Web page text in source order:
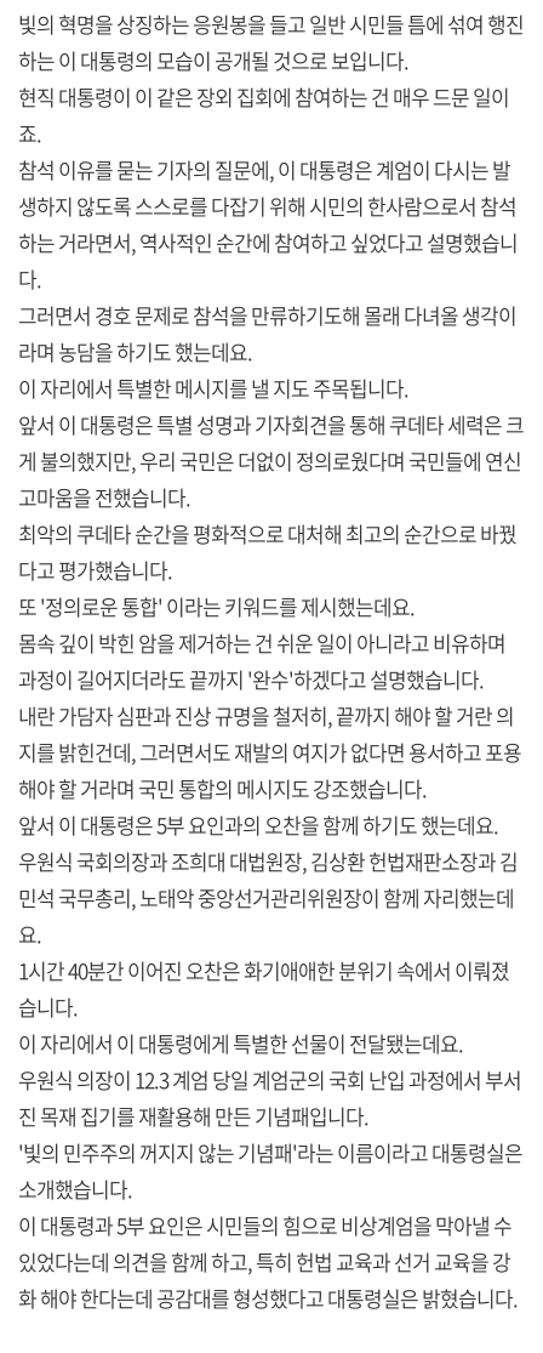
빛의 혁명을 상징하는 응원봉을 들고 일반 시민들 틈에 섞여 행진
하는 이 대통령의 모습이 공개될 것으로 보입니다.
현직 대통령이 이 같은 장외 집회에 참여하는 건 매우 드문 일이
죠.
참석 이유를 묻는 기자의 질문에, 이 대통령은 계엄이 다시는 발
생하지 않도록 스스로를 다잡기 위해 시민의 한사람으로서 참석
하는 거라면서, 역사적인 순간에 참여하고 싶었다고 설명했습니
다.
그러면서 경호 문제로 참석을 만류하기도해 몰래 다녀올 생각이
라며 농담을 하기도 했는데요.
이 자리에서 특별한 메시지를 낼 지도 주목됩니다.
앞서 이 대통령은 특별 성명과 기자회견을 통해 쿠데타 세력은 크
게 불의했지만, 우리 국민은 더없이 정의로웠다며 국민들에 연신
고마움을 전했습니다.
최악의 쿠데타 순간을 평화적으로 대처해 최고의 순간으로 바꿨
다고 평가했습니다.
또 '정의로운 통합' 이라는 키워드를 제시했는데요.
몸속 깊이 박힌 암을 제거하는 건 쉬운 일이 아니라고 비유하며
과정이 길어지더라도 끝까지 '완수'하겠다고 설명했습니다.
내란 가담자 심판과 진상 규명을 철저히, 끝까지 해야 할 거란 의
지를 밝힌건데, 그러면서도 재발의 여지가 없다면 용서하고 포용
해야 할 거라며 국민 통합의 메시지도 강조했습니다.
앞서 이 대통령은 5부 요인과의 오찬을 함께 하기도 했는데요.
우원식 국회의장과 조희대 대법원장, 김상환 헌법재판소장과 김
민석 국무총리, 노태악 중앙선거관리위원장이 함께 자리했는데
요.
1시간 40분간 이어진 오찬은 화기애애한 분위기 속에서 이뤄졌
습니다.
이 자리에서 이 대통령에게 특별한 선물이 전달됐는데요.
우원식 의장이 12.3 계엄 당일 계엄군의 국회 난입 과정에서 부서
진 목재 집기를 재활용해 만든 기념패입니다.
'빛의 민주주의 꺼지지 않는 기념패'라는 이름이라고 대통령실은
소개했습니다.
이 대통령과 5부 요인은 시민들의 힘으로 비상계엄을 막아낼 수
있었다는데 의견을 함께 하고, 특히 헌법 교육과 선거 교육을 강
화 해야 한다는데 공감대를 형성했다고 대통령실은 밝혔습니다.